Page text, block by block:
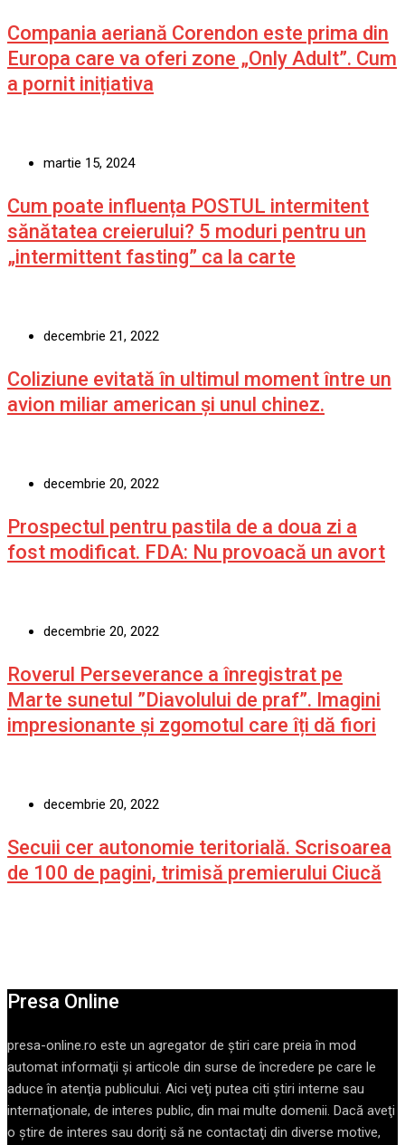
Compania aeriană Corendon este prima din
Europa care va oferi zone „Only Adult”. Cum
a pornit inițiativa
martie 15, 2024
Cum poate influența POSTUL intermitent
sănătatea creierului? 5 moduri pentru un
„intermittent fasting” ca la carte
decembrie 21, 2022
Coliziune evitată în ultimul moment între un
avion miliar american şi unul chinez.
decembrie 20, 2022
Prospectul pentru pastila de a doua zi a
fost modificat. FDA: Nu provoacă un avort
decembrie 20, 2022
Roverul Perseverance a înregistrat pe
Marte sunetul ”Diavolului de praf”. Imagini
impresionante și zgomotul care îți dă fiori
decembrie 20, 2022
Secuii cer autonomie teritorială. Scrisoarea
de 100 de pagini, trimisă premierului Ciucă
Presa Online
presa-online.ro este un agregator de ştiri care preia în mod
automat informaţii şi articole din surse de încredere pe care le
aduce în atenţia publicului. Aici veţi putea citi ştiri interne sau
internaţionale, de interes public, din mai multe domenii. Dacă aveţi
o ştire de interes sau doriţi să ne contactaţi din diverse motive,